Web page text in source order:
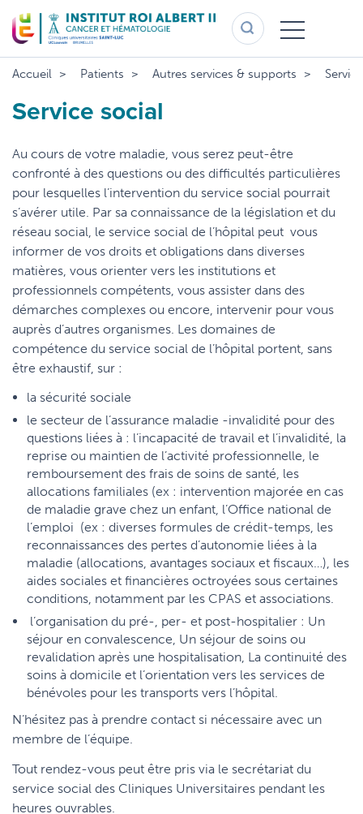
au
contenu
principal
Accueil Patients Autres services & supports
Service social
Au cours de votre maladie, vous serez peut-être
confronté à des questions ou des difficultés particulières
pour lesquelles l’intervention du service social pourrait
s’avérer utile. Par sa connaissance de la législation et du
réseau social, le service social de l’hôpital peut vous
informer de vos droits et obligations dans diverses
matières, vous orienter vers les institutions et
professionnels compétents, vous assister dans des
démarches complexes ou encore, intervenir pour vous
auprès d’autres organismes. Les domaines de
compétence du service social de l’hôpital portent, sans
être exhaustif, sur :
la sécurité sociale
le secteur de l’assurance maladie -invalidité pour des
questions liées à : l’incapacité de travail et l’invalidité, la
reprise ou maintien de l’activité professionnelle, le
remboursement des frais de soins de santé, les
allocations familiales (ex : intervention majorée en cas
de maladie grave chez un enfant, l’Office national de
l’emploi (ex : diverses formules de crédit-temps, les
reconnaissances des pertes d’autonomie liées à la
maladie (allocations, avantages sociaux et fiscaux…), les
aides sociales et financières octroyées sous certaines
conditions, notamment par les CPAS et associations.
l’organisation du pré-, per- et post-hospitalier : Un
séjour en convalescence, Un séjour de soins ou
revalidation après une hospitalisation, La continuité des
soins à domicile et l’orientation vers les services de
bénévoles pour les transports vers l’hôpital.
N’hésitez pas à prendre contact si nécessaire avec un
membre de l’équipe.
Tout rendez-vous peut être pris via le secrétariat du
service social des Cliniques Universitaires pendant les
heures ouvrables.